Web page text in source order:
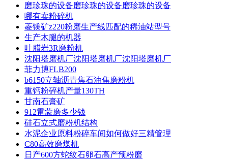
磨珍珠的设备磨珍珠的设备磨珍珠的设备
哪有卖粉碎机
菱镁矿z220粉磨生产线匹配的稀油站型号
生产木腿的机器
叶腊岩3R磨粉机
沈阳塔磨机厂沈阳塔磨机厂沈阳塔磨机厂
菲力博FLB200
b6150立轴沥青焦石油焦磨粉机
重钙粉碎机产量130TH
甘南石膏矿
912雷蒙磨多少钱
硅石立式磨粉机结构
水泥企业原料粉碎车间如何做好三精管理
C80高效磨煤机
日产600方蛇纹石卵石高产预粉磨